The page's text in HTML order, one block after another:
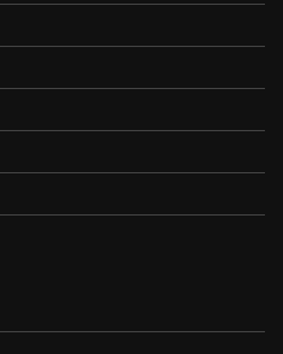
product